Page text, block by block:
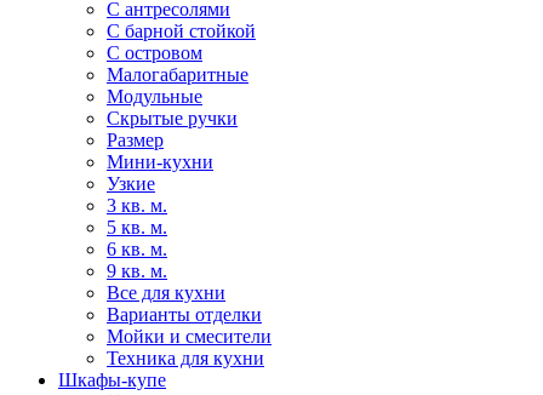
С антресолями
С барной стойкой
С островом
Малогабаритные
Модульные
Скрытые ручки
Размер
Мини-кухни
Узкие
3 кв. м.
5 кв. м.
6 кв. м.
9 кв. м.
Все для кухни
Варианты отделки
Мойки и смесители
Техника для кухни
Шкафы-купе